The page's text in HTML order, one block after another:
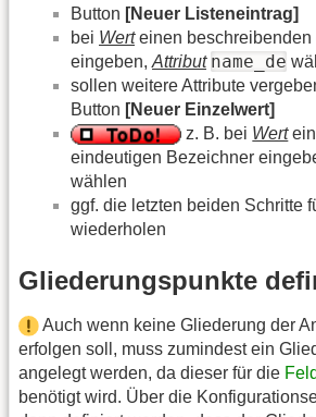
Button [Neuer Listeneintrag]
bei Werteinen beschreibenden
eingeben, Attribut name_de
sollen weitere Attribute
Button [Neuer Einzelwert]
z. B. bei Wert
eindeutigen Bezeichner
wählen
ggf. die letzten beiden Schritte
wiederholen
Gliederungspunkte
Auch wenn keine Gliederung der
erfolgen soll, muss zumindest ein
angelegt werden, da dieser für die
benötigt wird. Über die